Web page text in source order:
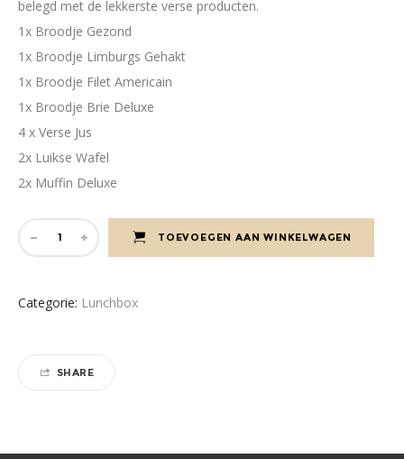
belegd met de lekkerste verse producten.
1x Broodje Gezond
1x Broodje Limburgs Gehakt
1x Broodje Filet Americain
1x Broodje Brie Deluxe
4 x Verse Jus
2x Luikse Wafel
2x Muffin Deluxe
TOEVOEGEN AAN WINKELWAGEN
Categorie: Lunchbox
SHARE